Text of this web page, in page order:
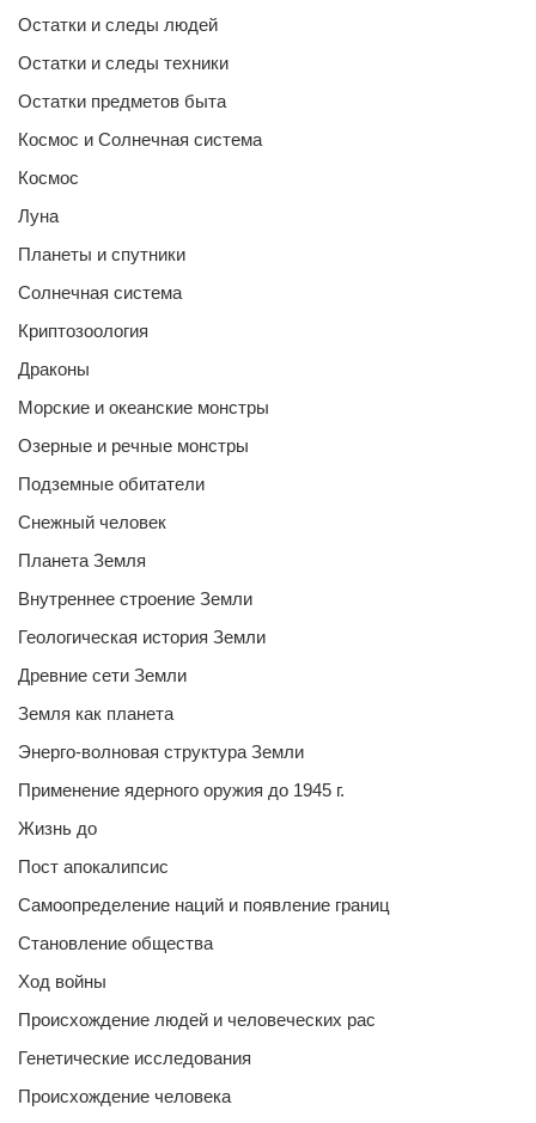
Остатки и следы людей
Остатки и следы техники
Остатки предметов быта
Космос и Солнечная система
Космос
Луна
Планеты и спутники
Солнечная система
Криптозоология
Драконы
Морские и океанские монстры
Озерные и речные монстры
Подземные обитатели
Снежный человек
Планета Земля
Внутреннее строение Земли
Геологическая история Земли
Древние сети Земли
Земля как планета
Энерго-волновая структура Земли
Применение ядерного оружия до 1945 г.
Жизнь до
Пост апокалипсис
Самоопределение наций и появление границ
Становление общества
Ход войны
Происхождение людей и человеческих рас
Генетические исследования
Происхождение человека